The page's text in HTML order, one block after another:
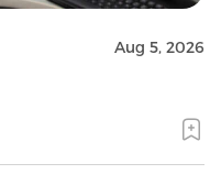
Aug 5, 2026